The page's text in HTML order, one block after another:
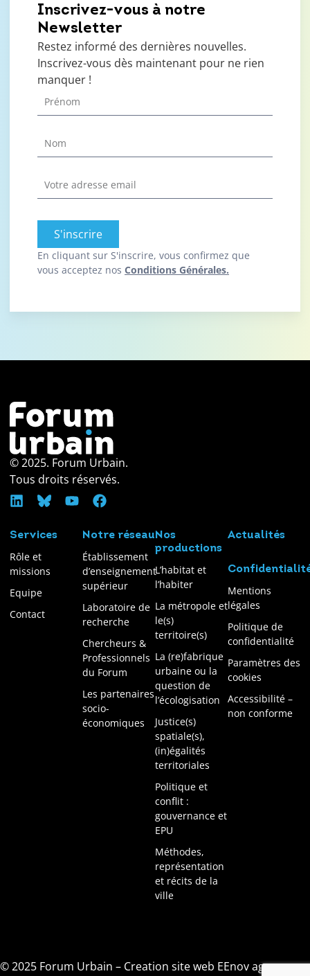
Inscrivez-vous à notre
Newsletter
Restez informé des dernières nouvelles.
Inscrivez-vous dès maintenant pour ne rien
manquer !
S'inscrire
En cliquant sur S'inscrire, vous confirmez que
vous acceptez nos Conditions Générales.
© 2025. Forum Urbain.
Tous droits réservés.
Services
Rôle et
missions
Equipe
Contact
Notre réseau
Établissement
d’enseignement
supérieur
Laboratoire de
recherche
Chercheurs &
Professionnels
du Forum
Les partenaires
socio-
économiques
Nos
productions
L’habitat et
l’habiter
La métropole et
le(s)
territoire(s)
La (re)fabrique
urbaine ou la
question de
l’écologisation
Justice(s)
spatiale(s),
(in)égalités
territoriales
Politique et
conflit :
gouvernance et
EPU
Méthodes,
représentation
et récits de la
ville
Actualités
Mentions
légales
Politique de
confidentialité
Paramètres des
cookies
Accessibilité –
non conforme
© 2025 Forum Urbain – Creation site web EEnov agence